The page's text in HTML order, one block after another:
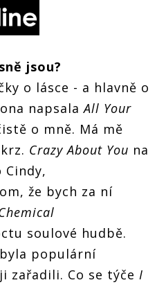
jsou?
o lásce - a hlavně o
napsalaAll Your
o mně. Má mě
Crazy About You na
že bych za ní
soulové hudbě.
byla populární
zařadili. Co se týče I